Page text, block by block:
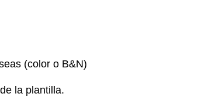
(color o B&N)
la plantilla.